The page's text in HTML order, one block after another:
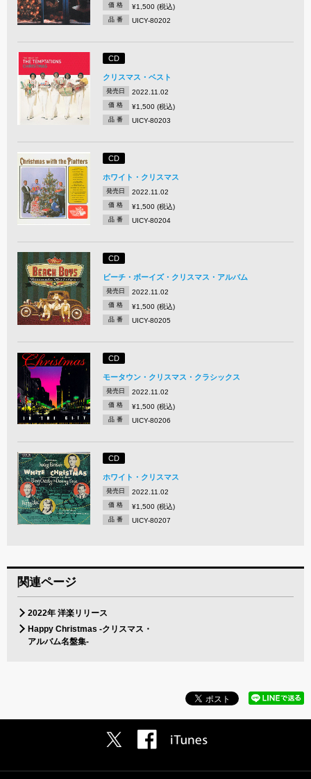
価 格 ¥1,500 (税込)
品 番 UICY-80202
CD
クリスマス・ベスト
発売日 2022.11.02
価 格 ¥1,500 (税込)
品 番 UICY-80203
CD
ホワイト・クリスマス
発売日 2022.11.02
価 格 ¥1,500 (税込)
品 番 UICY-80204
CD
ビーチ・ボーイズ・クリスマス・アルバム
発売日 2022.11.02
価 格 ¥1,500 (税込)
品 番 UICY-80205
CD
モータウン・クリスマス・クラシックス
発売日 2022.11.02
価 格 ¥1,500 (税込)
品 番 UICY-80206
CD
ホワイト・クリスマス
発売日 2022.11.02
価 格 ¥1,500 (税込)
品 番 UICY-80207
関連ページ
2022年 洋楽リリース
Happy Christmas -クリスマス・
アルバム名盤集-